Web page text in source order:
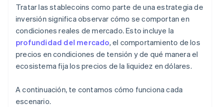
Tratar las stablecoins como parte de una estrategia de
inversión significa observar cómo se comportan en
condiciones reales de mercado. Esto incluye la
profundidad del mercado, el comportamiento de los
precios en condiciones de tensión y de qué manera el
ecosistema fija los precios de la liquidez en dólares.
A continuación, te contamos cómo funciona cada
escenario.